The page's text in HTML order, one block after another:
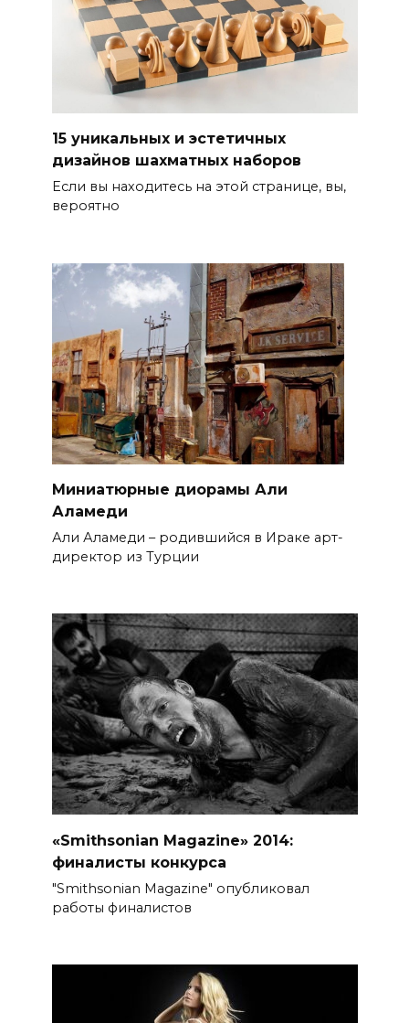
15 уникальных и эстетичных
дизайнов шахматных наборов
Если вы находитесь на этой странице, вы,
вероятно
Миниатюрные диорамы Али
Аламеди
Али Аламеди – родившийся в Ираке арт-
директор из Турции
«Smithsonian Magazine» 2014:
финалисты конкурса
"Smithsonian Magazine" опубликовал
работы финалистов